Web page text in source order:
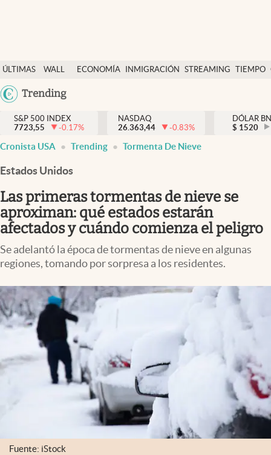
ÚLTIMAS
NOTICIAS
WALL
DÓLAR
ECONOMÍA INMIGRACIÓN STREAMING TIEMPO
México
Trending
Finanzas y economía
Wall Street y dólar
Inmigración
Espiritual
Streaming
PC y mobile
USA
S&P 500 INDEX
7723,55
-0.17%
NASDAQ
26.363,44
-0.83%
DÓLAR
$ 1520
Cronista USA Trending Tormenta De Nieve
Estados Unidos
Las primeras tormentas de nieve se
aproximan: qué estados estarán
afectados y cuándo comienza el peligro
Se adelantó la época de tormentas de nieve en algunas
regiones, tomando por sorpresa a los residentes.
Fuente: iStock